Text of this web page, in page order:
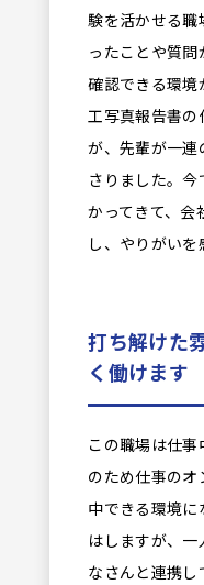
験を活かせる職
ったことや質
確認できる環境
工写真報告書の
が、先輩が一連
さりました。
かってきて、会
し、やりがいを
打ち解けた
く働けます
この職場は仕
のため仕事のオ
中できる環境に
はしますが、
なさんと連携し